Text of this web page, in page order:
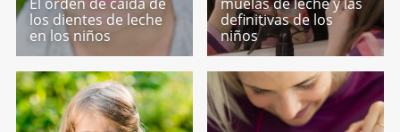
los dientes de leche
en los niños
definitivas de los
niños